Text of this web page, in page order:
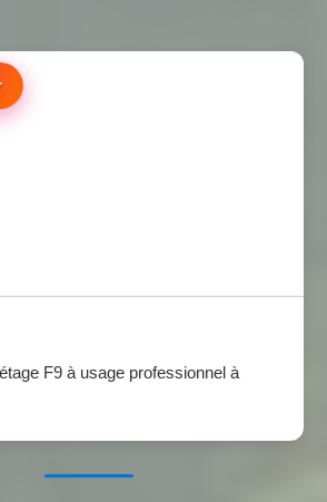
F9 à usage professionnel à